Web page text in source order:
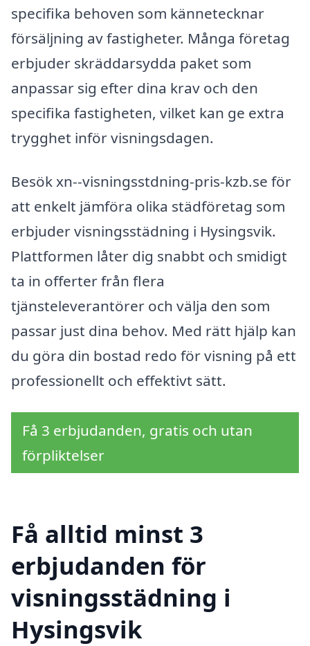
specifika behoven som kännetecknar
försäljning av fastigheter. Många företag
erbjuder skräddarsydda paket som
anpassar sig efter dina krav och den
specifika fastigheten, vilket kan ge extra
trygghet inför visningsdagen.
Besök xn--visningsstdning-pris-kzb.se för
att enkelt jämföra olika städföretag som
erbjuder visningsstädning i Hysingsvik.
Plattformen låter dig snabbt och smidigt
ta in offerter från flera
tjänsteleverantörer och välja den som
passar just dina behov. Med rätt hjälp kan
du göra din bostad redo för visning på ett
professionellt och effektivt sätt.
Få 3 erbjudanden, gratis och utan
förpliktelser
Få alltid minst 3
erbjudanden för
visningsstädning i
Hysingsvik